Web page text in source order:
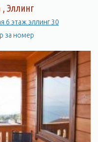
Эллинг
6 этаж эллинг 30
за номер